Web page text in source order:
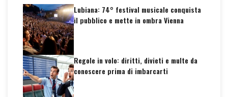
Lubiana: 74° festival musicale conquista
il pubblico e mette in ombra Vienna
Regole in volo: diritti, divieti e multe da
conoscere prima di imbarcarti